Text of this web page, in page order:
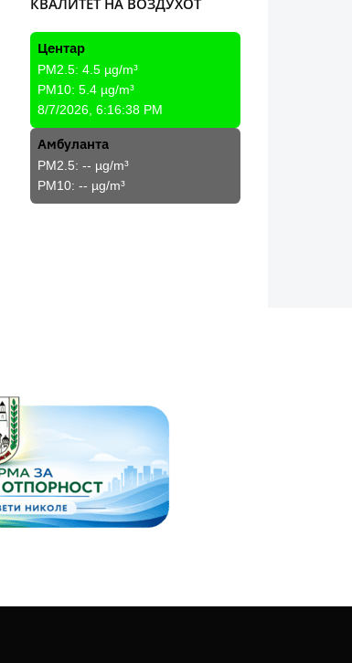
Центар
PM2.5: 4.5 µg/m³
PM10: 5.4 µg/m³
8/7/2026, 6:16:38 PM
Амбуланта
PM2.5: -- µg/m³
PM10: -- µg/m³